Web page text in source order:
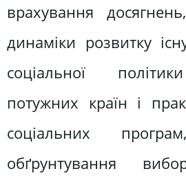
врахування
динаміки розвитку
соціальної
потужних країн і
соціальних
обґрунтування